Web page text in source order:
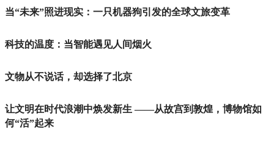
当“未来”照进现实：一只机器狗引发的全球文旅变革
科技的温度：当智能遇见人间烟火
文物从不说话，却选择了北京
让文明在时代浪潮中焕发新生 ——从故宫到敦煌，博物馆如
何“活”起来